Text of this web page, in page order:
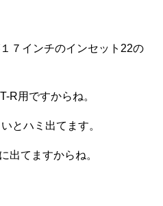
７インチのインセット22の
R用ですからね。
とハミ出てます。
出てますからね。